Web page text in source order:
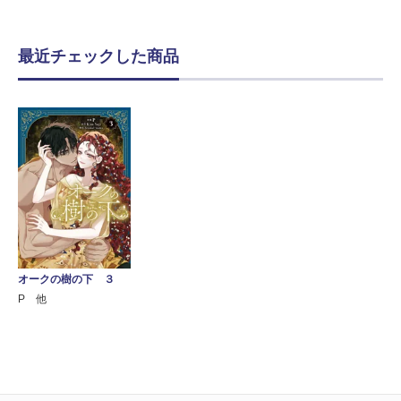
最近チェックした商品
オークの樹の下 ３
P 他